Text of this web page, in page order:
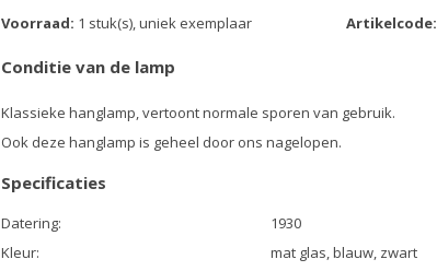
Voorraad: 1 stuk(s), uniek exemplaar Artikelcode:
Conditie van de lamp
Klassieke hanglamp, vertoont normale sporen van gebruik.
Ook deze hanglamp is geheel door ons nagelopen.
Specificaties
Datering:
1930
Kleur:
mat glas, blauw, zwart